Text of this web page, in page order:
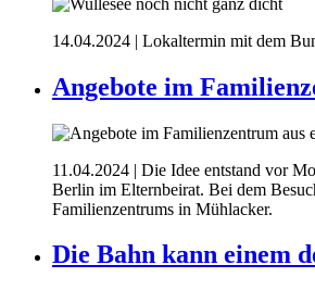
14.04.2024 | Lokaltermin mit dem
Angebote im
11.04.2024 | Die Idee entstand vor
Berlin im Elternbeirat. Bei dem
Familienzentrums in Mühlacker.
Die Bahn kann einem